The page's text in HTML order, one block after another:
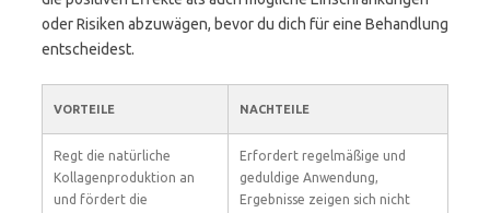
oder Risiken abzuwägen, bevor du dich für eine Behandlung
entscheidest.
VORTEILE NACHTEILE
Regt die natürliche
Kollagenproduktion an
und fördert die
Erfordert regelmäßige und
geduldige Anwendung,
Ergebnisse zeigen sich nicht